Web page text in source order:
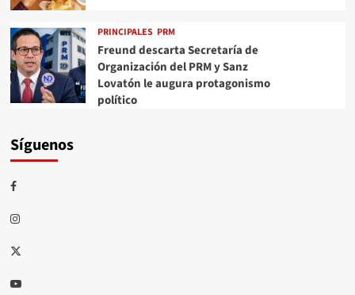
PRINCIPALES PRM
Freund descarta Secretaría de
Organización del PRM y Sanz
Lovatón le augura protagonismo
político
Síguenos